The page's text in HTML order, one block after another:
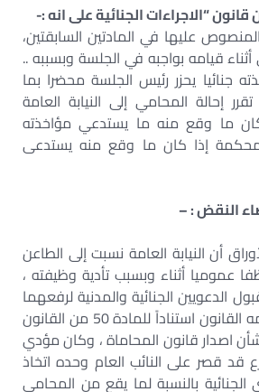
عليها في المادتين السابقتين،
قيامه بواجبه في الجلسة وبسببه ..
جنائيا يحزر رئيس الجلسة محضرا بما
إحالة المحامي إلى النيابة العامة
كان ما وقع منه ما يستدعي مؤاخذته
إذا كان ما وقع منه يستدعى
النقض : –
أن النيابة العامة نسبت إلى الطاعن
عموميا أثناء وبسبب تأدية وظيفته ،
الدعويين الجنائية والمدنية لرفعهما
يغير الطريق الذي رسمه القانون استناداً للمادة 50 من القانون
17 لسنة ١٩٨٣ بشأن اصدار قانون المحاماة ، وكان مؤدي
قد قصر على النائب العام وحده اتخاذ
الجنائية بالنسبة لما يقع من المحامي